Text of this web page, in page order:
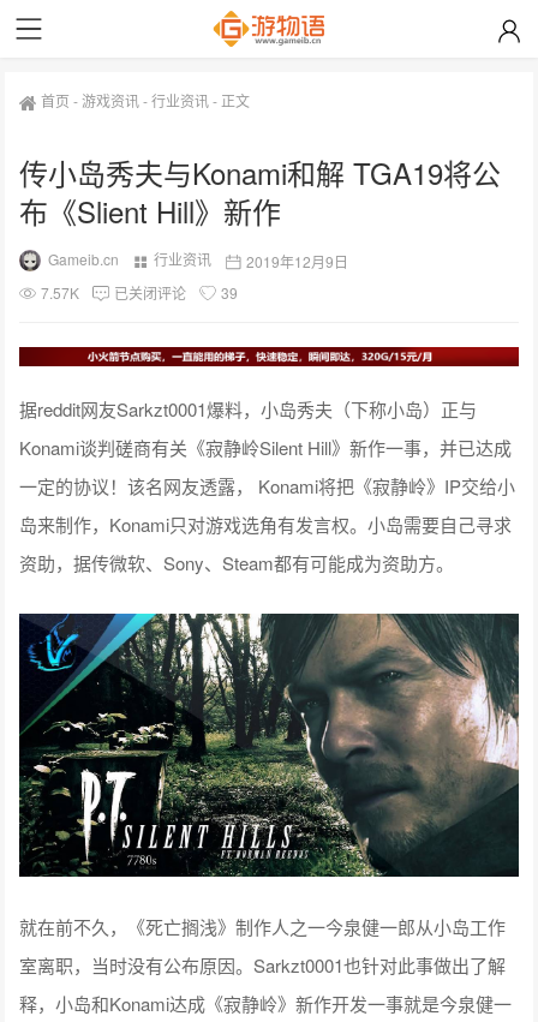
首页 -游戏资讯-行业资讯- 正文
传小岛秀夫与Konami和解 TGA19将公
布《Slient Hill》新作
Gameib.cn 行业资讯
2019年12月9日
7.57K
已关闭评论 39
据reddit网友Sarkzt0001爆料，小岛秀夫（下称小岛）正与
Konami谈判磋商有关《寂静岭Silent Hill》新作一事，并已达成
一定的协议！该名网友透露， Konami将把《寂静岭》IP交给小
岛来制作，Konami只对游戏选角有发言权。小岛需要自己寻求
资助，据传微软、Sony、Steam都有可能成为资助方。
就在前不久，《死亡搁浅》制作人之一今泉健一郎从小岛工作
室离职，当时没有公布原因。Sarkzt0001也针对此事做出了解
释，小岛和Konami达成《寂静岭》新作开发一事就是今泉健一